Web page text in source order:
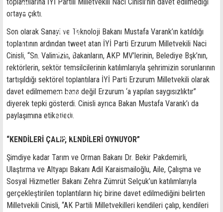
EĞİTİM
SPOR
SAĞLIK
ASAYİŞ
FOTO HABER
KÜNYE
ortaya çıktı.
Son olarak Sanayi ve Teknoloji Bakanı Mustafa Varank’ın katıldığı
toplantının ardından tweet atan İYİ Parti Erzurum Milletvekili Naci
Cinisli, “Sn. Valimizin, Bakanların, AKP MV’lerinin, Belediye Bşk’nın,
rektörlerin, sektör temsilcilerinin katılımlarıyla şehrimizin sorunlarının
tartışıldığı sektörel toplantılara İYİ Parti Erzurum Milletvekili olarak
davet edilmemem bana değil Erzurum ‘a yapılan saygısızlıktır”
diyerek tepki gösterdi. Cinisli ayrıca Bakan Mustafa Varank’ı da
paylaşımına etiketledi.
“KENDİLERİ ÇALIP, KENDİLERİ OYNUYOR”
Şimdiye kadar Tarım ve Orman Bakanı Dr. Bekir Pakdemirli,
Ulaştırma ve Altyapı Bakanı Adil Karaismailoğlu, Aile, Çalışma ve
Sosyal Hizmetler Bakanı Zehra Zümrüt Selçuk’un katılımlarıyla
gerçekleştirilen toplantıların hiç birine davet edilmediğini belirten
Milletvekili Cinisli, “AK Partili Milletvekilleri kendileri çalıp, kendileri